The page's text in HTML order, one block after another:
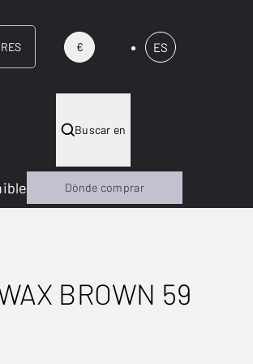
€ ES
Buscar en
BROWN 59
Dónde comprar